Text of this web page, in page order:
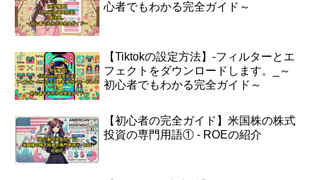
心者でもわかる完全ガイド～
【Tiktokの設定方法】-フィルターとエ
フェクトをダウンロードします。_～
初心者でもわかる完全ガイド～
【初心者の完全ガイド】米国株の株式
投資の専門用語① - ROEの紹介